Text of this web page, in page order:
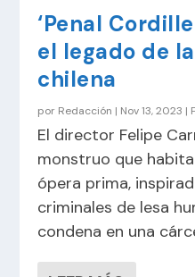
‘Penal
el legado de
chilena
por Redacción | Nov 13, 2023 |
El director Felipe
monstruo que
ópera prima,
criminales de lesa
condena en una